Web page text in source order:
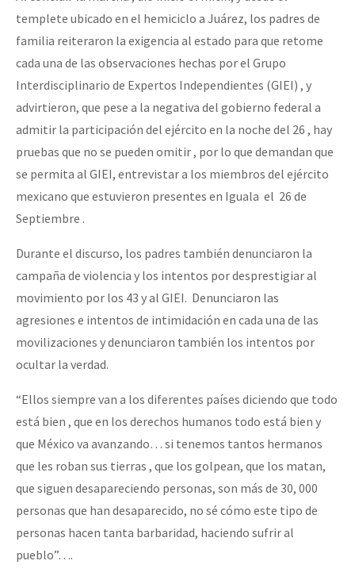
templete ubicado en el hemiciclo a Juárez, los padres de
familia reiteraron la exigencia al estado para que retome
cada una de las observaciones hechas por el Grupo
Interdisciplinario de Expertos Independientes (GIEI) , y
advirtieron, que pese a la negativa del gobierno federal a
admitir la participación del ejército en la noche del 26 , hay
pruebas que no se pueden omitir , por lo que demandan que
se permita al GIEI, entrevistar a los miembros del ejército
mexicano que estuvieron presentes en Iguala el 26 de
Septiembre .
Durante el discurso, los padres también denunciaron la
campaña de violencia y los intentos por desprestigiar al
movimiento por los 43 y al GIEI. Denunciaron las
agresiones e intentos de intimidación en cada una de las
movilizaciones y denunciaron también los intentos por
ocultar la verdad.
“Ellos siempre van a los diferentes países diciendo que todo
está bien , que en los derechos humanos todo está bien y
que México va avanzando… si tenemos tantos hermanos
que les roban sus tierras , que los golpean, que los matan,
que siguen desapareciendo personas, son más de 30, 000
personas que han desaparecido, no sé cómo este tipo de
personas hacen tanta barbaridad, haciendo sufrir al
pueblo”….